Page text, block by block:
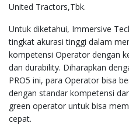
United Tractors,Tbk.
Untuk diketahui, Immersive
tingkat akurasi tinggi dalam
kompetensi Operator dengan
dan durability. Diharapkan
PRO5 ini, para Operator bisa
dengan standar kompetensi
green operator untuk bisa
cepat.